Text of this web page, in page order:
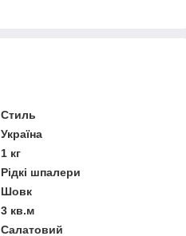
Стиль
Україна
1 кг
Рідкі шпалери
Шовк
3 кв.м
Салатовий